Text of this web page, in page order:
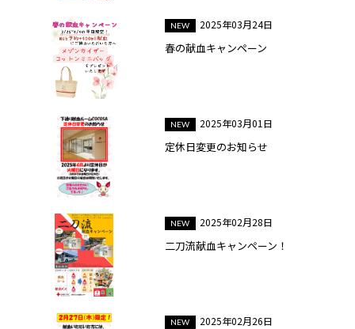
2025年03月24日
春の献血キャンペーン
2025年03月01日
定休日変更のお知らせ
2025年02月28日
二刀流献血キャンペーン！
2025年02月26日